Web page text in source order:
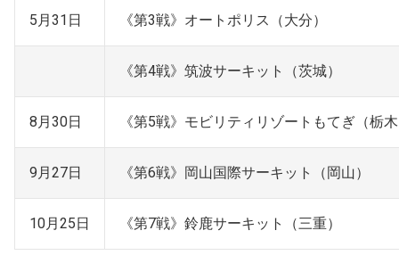
5月31日 《第3戦》オートポリス（大分）
《第4戦》筑波サーキット（茨城）
8月30日 《第5戦》モビリティリゾートもてぎ（栃
9月27日 《第6戦》岡山国際サーキット（岡山）
10月25日 《第7戦》鈴鹿サーキット（三重）